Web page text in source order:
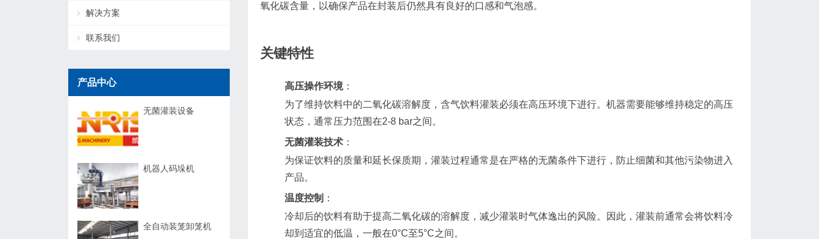
氧化碳含量，以确保产品在封装后仍然具有良好的口感和气泡感。
关键特性
高压操作环境：
为了维持饮料中的二氧化碳溶解度，含气饮料灌装必须在高压环境下进行。机器需要能够维持稳定的高压
状态，通常压力范围在2-8 bar之间。
无菌灌装技术 ：
为保证饮料的质量和延长保质期，灌装过程通常是在严格的无菌条件下进行，防止细菌和其他污染物进入
产品。
温度控制 ：
冷却后的饮料有助于提高二氧化碳的溶解度，减少灌装时气体逸出的风险。因此，灌装前通常会将饮料冷
却到适宜的低温，一般在0°C至5°C之间。
解决方案
联系我们
产品中心
无菌灌装设备
机器人码垛机
全自动装笼卸笼机